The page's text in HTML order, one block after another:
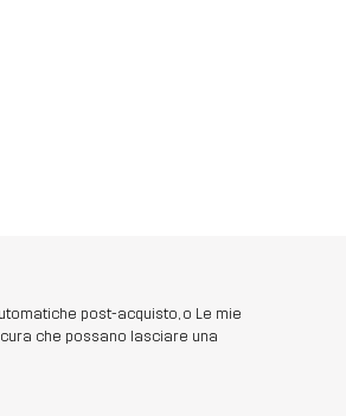
post-acquisto, o Le mie
che possano lasciare una